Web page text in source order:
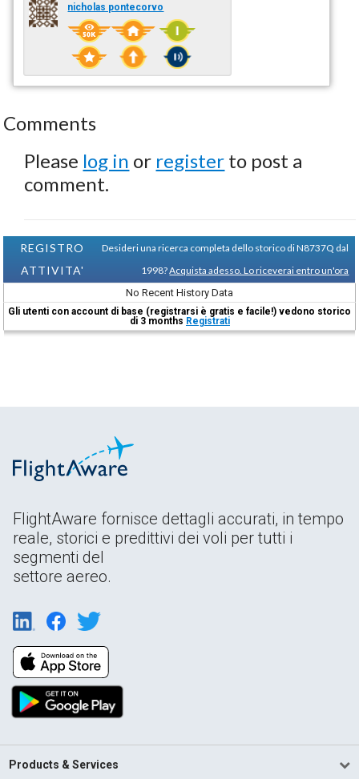
nicholas pontecorvo
Comments
Please log in or register to post a
comment.
REGISTRO
ATTIVITA'
Desideri una ricerca completa dello storico di N8737Q dal
1998?Acquista adesso. Lo riceverai entro un'ora
No Recent History Data
Gli utenti con account di base (registrarsi è gratis e facile!) vedono storico
di 3 months Registrati
FlightAware fornisce dettagli accurati, in tempo
reale, storici e predittivi dei voli per tutti i
segmenti del
settore aereo.
Products & Services